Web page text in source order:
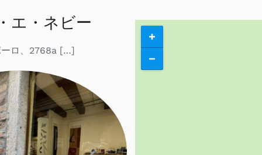
エ・ネビー
ーロ、2768a […]